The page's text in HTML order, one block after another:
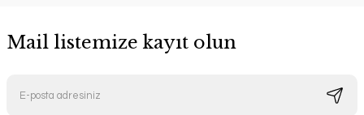
Mail listemize kayıt olun